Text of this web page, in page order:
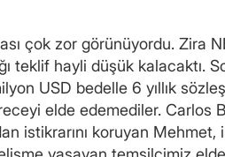
çok zor görünüyordu. Zira
teklif hayli düşük kalacaktı.
USD bedelle 6 yıllık
elde edemediler. Carlos
istikrarını koruyan